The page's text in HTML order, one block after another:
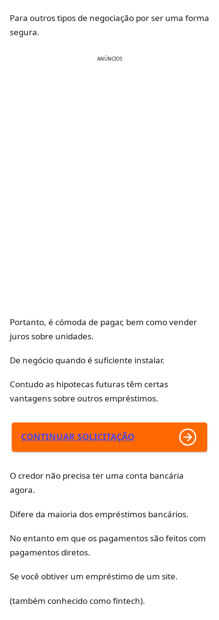
Para outros tipos de negociação por ser uma forma
segura.
ANÚNCIOS
Portanto, é cómoda de pagar, bem como vender
juros sobre unidades.
De negócio quando é suficiente instalar.
Contudo as hipotecas futuras têm certas
vantagens sobre outros empréstimos.
CONTINUAR SOLICITAÇÃO
O credor não precisa ter uma conta bancária
agora.
Difere da maioria dos empréstimos bancários.
No entanto em que os pagamentos são feitos com
pagamentos diretos.
Se você obtiver um empréstimo de um site.
(também conhecido como fintech).